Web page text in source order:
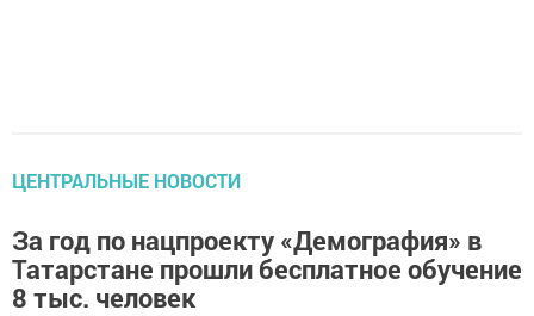
ЦЕНТРАЛЬНЫЕ НОВОСТИ
За год по нацпроекту «Демография» в
Татарстане прошли бесплатное обучение
8 тыс. человек